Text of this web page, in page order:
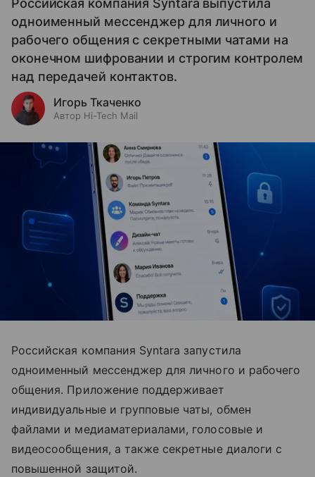
Российская компания Syntara выпустила
одноименный мессенджер для личного и
рабочего общения с секретными чатами на
оконечном шифровании и строгим контролем
над передачей контактов.
Игорь Ткаченко
Автор Hi-Tech Mail
Российская компания Syntara запустила
одноименный мессенджер для личного и рабочего
общения. Приложение поддерживает
индивидуальные и групповые чаты, обмен
файлами и медиаматериалами, голосовые и
видеосообщения, а также секретные диалоги с
повышенной защитой.